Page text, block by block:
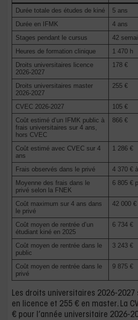
Durée totale des études de kiné
5 ans
Durée en IFMK
4 ans
Stages pendant le cursus
42
Heures de formation clinique
1 470 h
Droits universitaires licence
2026-2027
178 €
Droits universitaires master
2026-2027
255 €
CVEC 2026-2027
105 €
Coût estimé d’un IFMK public à
frais universitaires sur 4 ans,
hors CVEC
866 €
Coût estimé avec CVEC sur 4
ans
1 286 €
Frais observés dans le privé
4 370 €
Moyenne des frais dans le
privé selon la FNEK
6 805 €
Coût maximum sur 4 ans dans
le privé
42 000 €
Coût moyen de rentrée d’un
étudiant kiné en 2025
6 734 €
Coût moyen de rentrée dans le
public
3 243 €
Coût moyen de rentrée dans le
privé
9 875 €
Les droits universitaires 2026-2027
en licence et 255 € en master. La
€ pour l’année universitaire 2026-